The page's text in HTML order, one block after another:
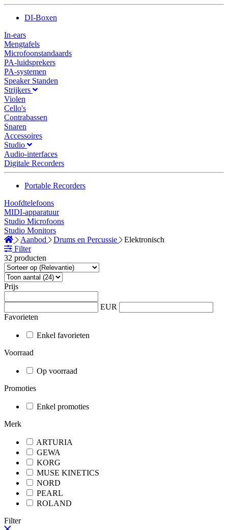
DI-Boxen
In-ears
Mengtafels
Microfoonstandaards
PA-luidsprekers
PA-systemen
Speaker Standen
Strijkers
Violen
Cello's
Contrabassen
Snaren
Accessoires
Studio
Audio-interfaces
Digitale Recorders
Portable Recorders
Hoofdtelefoons
MIDI-apparatuur
Studio Microfoons
Studio Monitors
Aanbod
Drums en Percussie
Elektronisch
Filter
32 producten
Prijs
EUR
Favorieten
Enkel favorieten
Voorraad
Op voorraad
Promoties
Enkel promoties
Merk
ARTURIA
GEWA
KORG
MUSE KINETICS
NORD
PEARL
ROLAND
Filter